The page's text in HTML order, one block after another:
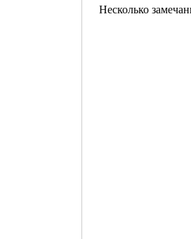
Несколько